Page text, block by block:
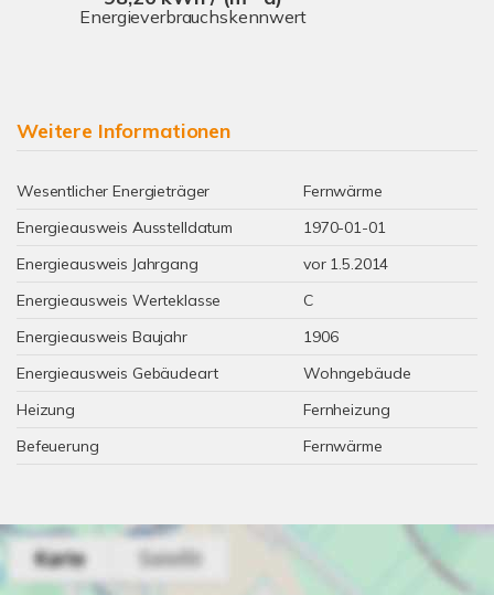
Energieverbrauchskennwert
Weitere Informationen
Wesentlicher Energieträger
Fernwärme
Energieausweis Ausstelldatum
1970-01-01
Energieausweis Jahrgang
vor 1.5.2014
Energieausweis Werteklasse
C
Energieausweis Baujahr
1906
Energieausweis Gebäudeart
Wohngebäude
Heizung
Fernheizung
Befeuerung
Fernwärme